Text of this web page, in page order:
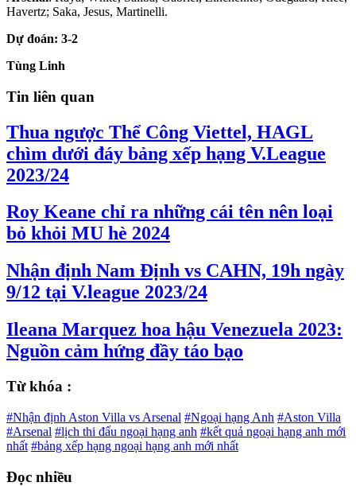
Havertz; Saka, Jesus, Martinelli.
Dự đoán: 3-2
Tùng Linh
Tin liên quan
Thua ngược Thể Công Viettel, HAGL
chìm dưới đáy bảng xếp hạng V.League
2023/24
Roy Keane chỉ ra những cái tên nên loại
bỏ khỏi MU hè 2024
Nhận định Nam Định vs CAHN, 19h ngày
9/12 tại V.league 2023/24
Ileana Marquez hoa hậu Venezuela 2023:
Nguồn cảm hứng đầy táo bạo
Từ khóa :
#Nhận định Aston Villa vs Arsenal #Ngoại hạng Anh #Aston Villa
#Arsenal #lịch thi đấu ngoại hạng anh #kết quả ngoại hạng anh mới
nhất #bảng xếp hạng ngoại hạng anh mới nhất
Đọc nhiều